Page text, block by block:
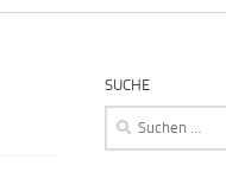
SUCHE
Suchen